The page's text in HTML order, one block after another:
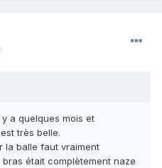
a quelques mois et
très belle.
la balle faut vraiment
était complètement naze